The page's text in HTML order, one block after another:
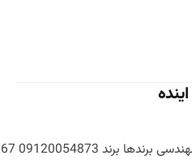
مهندسی